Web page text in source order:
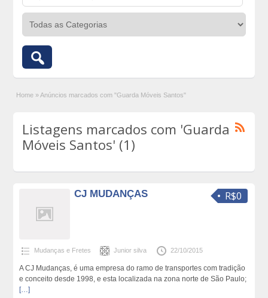
Home » Anúncios marcados com "Guarda Móveis Santos"
Listagens marcados com 'Guarda
Móveis Santos' (1)
R$0
CJ MUDANÇAS
Mudanças e Fretes Junior silva 22/10/2015
A CJ Mudanças, é uma empresa do ramo de transportes com tradição
e conceito desde 1998, e esta localizada na zona norte de São Paulo;
[…]